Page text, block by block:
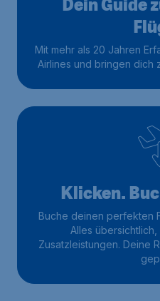
Mit mehr als 20 Jahren
Airlines und bringen dich
Klicken.
Buche deinen perfekten
Alles
Zusatzleistungen. Deine